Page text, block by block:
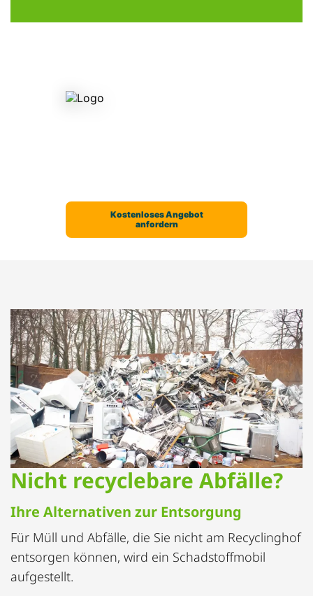
Nicht recyclebare Abfälle?
Ihre Alternativen zur Entsorgung
Für Müll und Abfälle, die Sie nicht am Recyclinghof
entsorgen können, wird ein Schadstoffmobil
aufgestellt.